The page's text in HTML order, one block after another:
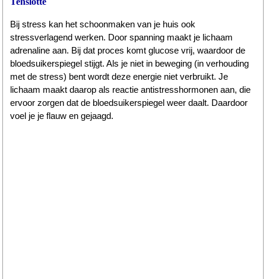
Bij stress kan het schoonmaken van je huis ook
stressverlagend werken. Door spanning maakt je lichaam
adrenaline aan. Bij dat proces komt glucose vrij, waardoor de
bloedsuikerspiegel stijgt. Als je niet in beweging (in verhouding
met de stress) bent wordt deze energie niet verbruikt. Je
lichaam maakt daarop als reactie antistresshormonen aan, die
ervoor zorgen dat de bloedsuikerspiegel weer daalt. Daardoor
voel je je flauw en gejaagd.